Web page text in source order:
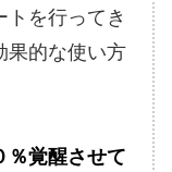
を行ってき
果的な使い方
％覚醒させて